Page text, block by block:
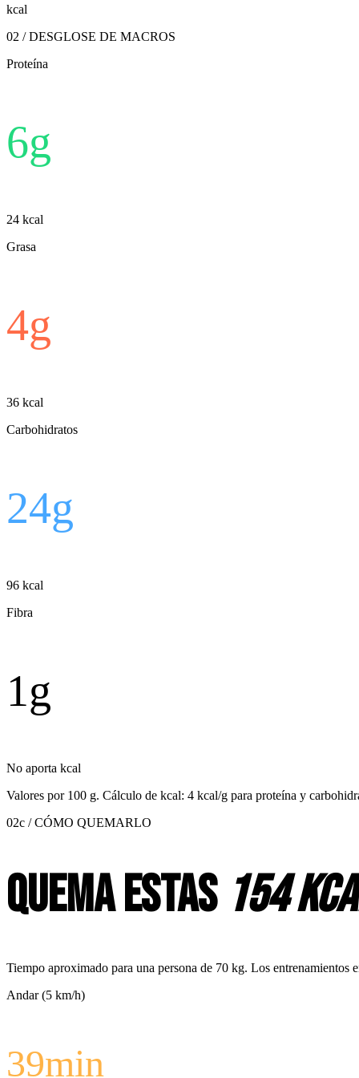
kcal
02 / DESGLOSE DE MACROS
Proteína
6g
24 kcal
Grasa
4g
36 kcal
Carbohidratos
24g
96 kcal
Fibra
1g
No aporta kcal
Valores por 100 g. Cálculo de kcal: 4 kcal/g para proteína y
02c / CÓMO QUEMARLO
Quema estas 154
Tiempo aproximado para una persona de 70 kg. Los entrenamientos
Andar (5 km/h)
39min